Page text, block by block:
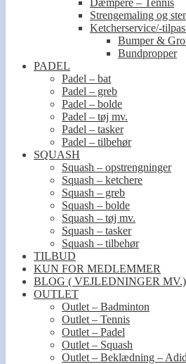
Dæmpere – Tennis
Strengemaling og
Ketcherservice/-
Bumper &
Bundpropper
PADEL
Padel – bat
Padel – greb
Padel – bolde
Padel – tøj mv.
Padel – tasker
Padel – tilbehør
SQUASH
Squash – opstrengninger
Squash – ketchere
Squash – greb
Squash – bolde
Squash – tøj mv.
Squash – tasker
Squash – tilbehør
TILBUD
KUN FOR MEDLEMMER
BLOG ( VEJLEDNINGER MV.)
OUTLET
Outlet – Badminton
Outlet – Tennis
Outlet – Padel
Outlet – Squash
Outlet – Beklædning –